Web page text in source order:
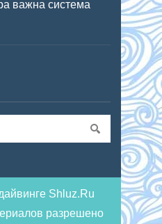
важна система
Shluz.Ru
разрешено